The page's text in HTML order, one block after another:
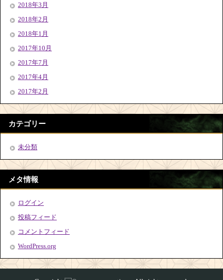
2018年3月
2018年2月
2018年1月
2017年10月
2017年7月
2017年4月
2017年2月
カテゴリー
未分類
メタ情報
ログイン
投稿フィード
コメントフィード
WordPress.org